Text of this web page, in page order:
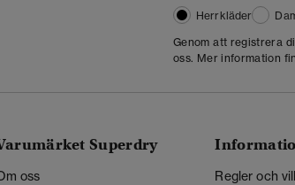
Herrkläder
Genom att registrera
oss. Mer information
Superdry
oss Regler och